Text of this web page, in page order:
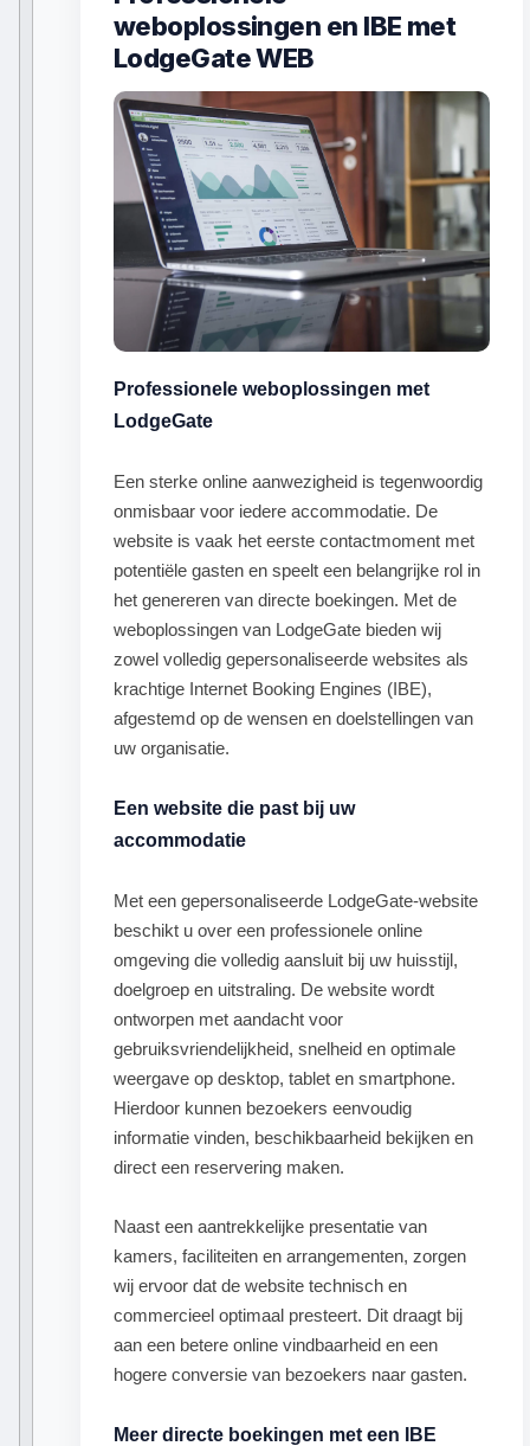
weboplossingen en IBE met
LodgeGate WEB
Professionele weboplossingen met
LodgeGate
Een sterke online aanwezigheid is tegenwoordig
onmisbaar voor iedere accommodatie. De
website is vaak het eerste contactmoment met
potentiële gasten en speelt een belangrijke rol in
het genereren van directe boekingen. Met de
weboplossingen van LodgeGate bieden wij
zowel volledig gepersonaliseerde websites als
krachtige Internet Booking Engines (IBE),
afgestemd op de wensen en doelstellingen van
uw organisatie.
Een website die past bij uw
accommodatie
Met een gepersonaliseerde LodgeGate-website
beschikt u over een professionele online
omgeving die volledig aansluit bij uw huisstijl,
doelgroep en uitstraling. De website wordt
ontworpen met aandacht voor
gebruiksvriendelijkheid, snelheid en optimale
weergave op desktop, tablet en smartphone.
Hierdoor kunnen bezoekers eenvoudig
informatie vinden, beschikbaarheid bekijken en
direct een reservering maken.
Naast een aantrekkelijke presentatie van
kamers, faciliteiten en arrangementen, zorgen
wij ervoor dat de website technisch en
commercieel optimaal presteert. Dit draagt bij
aan een betere online vindbaarheid en een
hogere conversie van bezoekers naar gasten.
Meer directe boekingen met een IBE